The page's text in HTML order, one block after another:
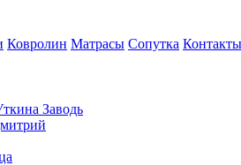
Ковролин Матрасы Сопутка Контакты
Заводь